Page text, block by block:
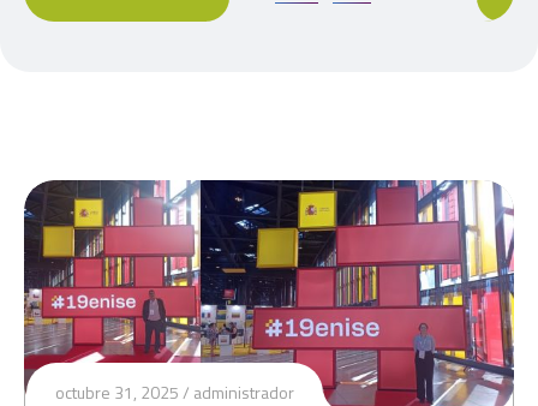
octubre 31, 2025 administrador